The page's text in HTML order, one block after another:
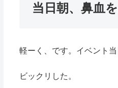
当日朝、鼻血
軽ーく、です。イベント
ビックリした。